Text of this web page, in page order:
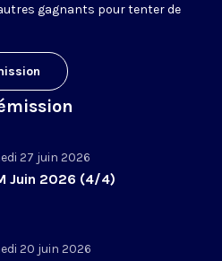
gagnants pour tenter de
27 juin 2026
Juin 2026 (4/4)
20 juin 2026